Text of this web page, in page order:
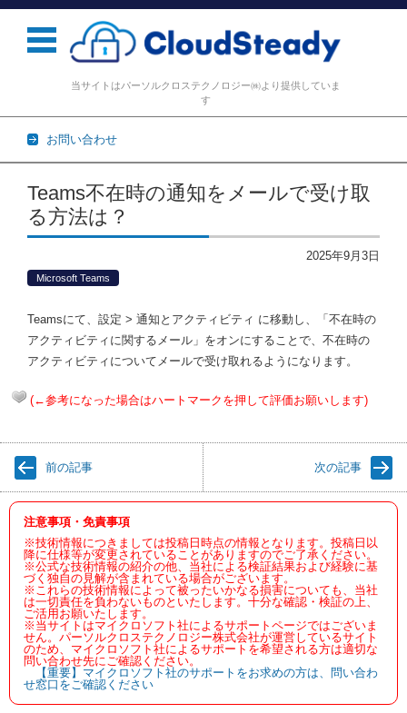
当サイトはパーソルクロステクノロジー㈱より提供していま
す
お問い合わせ
コンテンツに移動
Teams不在時の通知をメールで受け取
る方法は？
2025年9月3日
Microsoft Teams
Teamsにて、設定 > 通知とアクティビティ に移動し、「不在時の
アクティビティに関するメール」をオンにすることで、不在時の
アクティビティについてメールで受け取れるようになります。
(←参考になった場合はハートマークを押して評価お願いします)
前の記事 次の記事
注意事項・免責事項
※技術情報につきましては投稿日時点の情報となります。投稿日以
降に仕様等が変更されていることがありますのでご了承ください。
※公式な技術情報の紹介の他、当社による検証結果および経験に基
づく独自の見解が含まれている場合がございます。
※これらの技術情報によって被ったいかなる損害についても、当社
は一切責任を負わないものといたします。十分な確認・検証の上、
ご活用お願いたします。
※当サイトはマイクロソフト社によるサポートページではございま
せん。パーソルクロステクノロジー株式会社が運営しているサイト
のため、マイクロソフト社によるサポートを希望される方は適切な
問い合わせ先にご確認ください。
【重要】マイクロソフト社のサポートをお求めの方は、問い合わ
せ窓口をご確認ください